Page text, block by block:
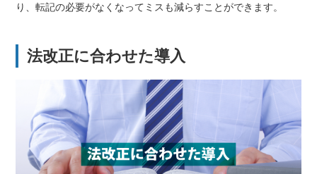
り、転記の必要がなくなってミスも減らすことができます。
法改正に合わせた導入